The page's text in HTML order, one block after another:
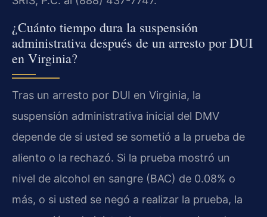
¿Cuánto tiempo dura la suspensión
administrativa después de un arresto por DUI
en Virginia?
Tras un arresto por DUI en Virginia, la
suspensión administrativa inicial del DMV
depende de si usted se sometió a la prueba de
aliento o la rechazó. Si la prueba mostró un
nivel de alcohol en sangre (BAC) de 0.08% o
más, o si usted se negó a realizar la prueba, la